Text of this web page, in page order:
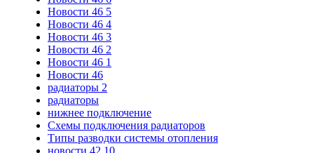
Новости 46 5
Новости 46 4
Новости 46 3
Новости 46 2
Новости 46 1
Новости 46
радиаторы 2
радиаторы
нижнее подключение
Схемы подключения радиаторов
Типы разводки системы отопления
новости 42 10